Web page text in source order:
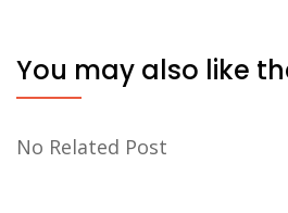
You may also like
No Related Post